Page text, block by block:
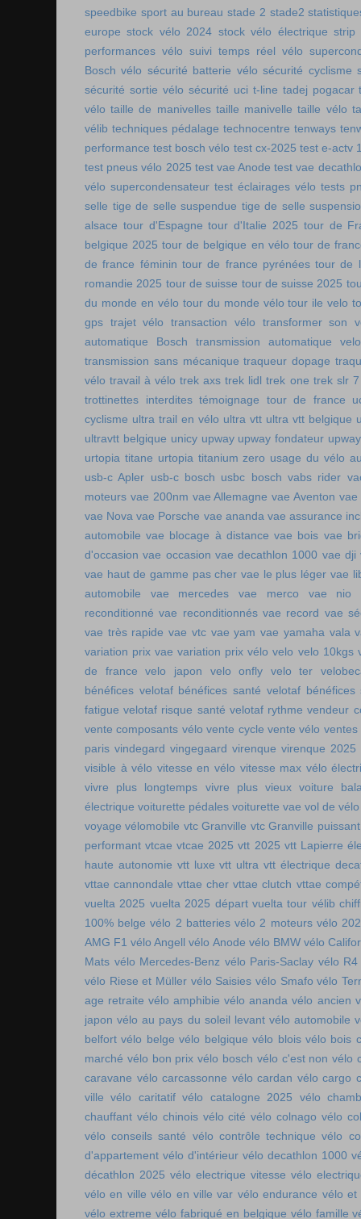
speedbike sport au bureau stade 2 stade2
europe stock vélo 2024 stock vélo électrique strip
performances vélo suivi temps réel vélo
Bosch vélo sécurité batterie vélo sécurité cyclisme
sécurité sortie vélo sécurité uci t-line tadej pogacar
vélo taille de manivelles taille manivelle taille vélo
vélib techniques pédalage technocentre tenways
performance test bosch vélo test cx-2025 test e-actv
test pneus vélo 2025 test vae Anode test vae
vélo supercondensateur test éclairages vélo tests
selle tige de selle suspendue tige de selle
alsace tour d'Espagne tour d'Italie 2025 tour de
belgique 2025 tour de belgique en vélo tour de
de france féminin tour de france pyrénées tour de
romandie 2025 tour de suisse tour de suisse 2025
du monde en vélo tour du monde vélo tour ile velo
gps trajet vélo transaction vélo
transformer son
automatique Bosch
transmission automatique
transmission sans mécanique traqueur dopage
vélo travail à vélo trek axs trek lidl trek one trek slr 7
trottinettes interdites témoignage tour de france
cyclisme ultra trail en vélo ultra vtt ultra vtt belgique
ultravtt belgique unicy upway upway fondateur
urtopia titane urtopia titanium zero usage du vélo
usb-c Apler usb-c bosch usbc bosch vabs rider
moteurs vae 200nm vae Allemagne vae Aventon vae
vae Nova vae Porsche vae ananda vae assurance
automobile vae blocage à distance vae bois vae
d'occasion vae occasion vae decathlon 1000 vae dji
vae haut de gamme pas cher vae le plus léger vae
automobile
vae mercedes vae merco
vae nio
reconditionné vae reconditionnés vae record vae
vae très rapide vae vtc vae yam vae yamaha vala
variation prix vae variation prix vélo velo velo 10kgs
de france
velo japon velo onfly velo ter
bénéfices velotaf bénéfices santé velotaf
fatigue velotaf risque santé velotaf rythme vendeur
vente composants vélo vente cycle vente vélo ventes
paris vindegard vingegaard virenque virenque 2025
visible à vélo vitesse en vélo vitesse max vélo
vivre plus longtemps
vivre plus vieux voiture
électrique voiturette pédales voiturette vae vol de
voyage vélomobile vtc Granville vtc Granville puissant
performant vtcae vtcae 2025 vtt 2025 vtt Lapierre
haute autonomie vtt luxe vtt ultra vtt électrique
vttae cannondale vttae cher vttae clutch vttae
vuelta 2025 vuelta 2025 départ vuelta tour vélib
100% belge vélo 2 batteries vélo 2 moteurs vélo
AMG F1 vélo Angell vélo Anode vélo BMW vélo
Mats vélo Mercedes-Benz vélo Paris-Saclay vélo R4
vélo Riese et Müller vélo Saisies vélo Smafo vélo
age retraite vélo amphibie vélo ananda vélo ancien
japon vélo au pays du soleil levant vélo automobile
belfort vélo belge vélo belgique vélo blois vélo bois
marché vélo bon prix vélo bosch vélo c'est non vélo
caravane vélo carcassonne vélo cardan vélo cargo
ville vélo caritatif vélo catalogne 2025
vélo
chauffant vélo chinois vélo cité vélo colnago vélo
vélo conseils santé vélo contrôle technique vélo
d'appartement vélo d'intérieur vélo decathlon 1000
décathlon 2025 vélo electrique vitesse vélo
vélo en ville vélo en ville var vélo endurance vélo et
vélo extreme vélo fabriqué en belgique vélo famille